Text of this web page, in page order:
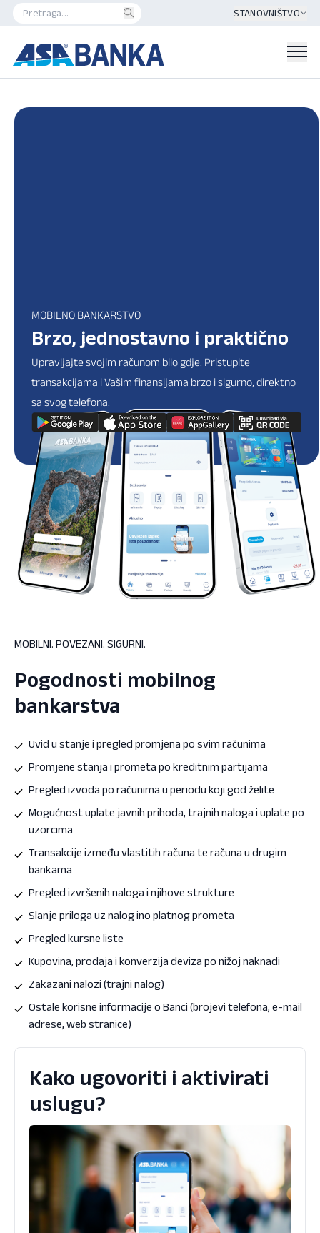
STANOVNIŠTVO
MOBILNO BANKARSTVO
Brzo, jednostavno i praktično
Upravljajte svojim računom bilo gdje. Pristupite
transakcijama i Vašim finansijama brzo i sigurno, direktno
sa svog telefona.
MOBILNI. POVEZANI. SIGURNI.
Pogodnosti mobilnog
bankarstva
Uvid u stanje i pregled promjena po svim računima
Promjene stanja i prometa po kreditnim partijama
Pregled izvoda po računima u periodu koji god želite
Mogućnost uplate javnih prihoda, trajnih naloga i uplate po
uzorcima
Transakcije između vlastitih računa te računa u drugim
bankama
Pregled izvršenih naloga i njihove strukture
Slanje priloga uz nalog ino platnog prometa
Pregled kursne liste
Kupovina, prodaja i konverzija deviza po nižoj naknadi
Zakazani nalozi (trajni nalog)
Ostale korisne informacije o Banci (brojevi telefona, e-mail
adrese, web stranice)
Kako ugovoriti i aktivirati
uslugu?